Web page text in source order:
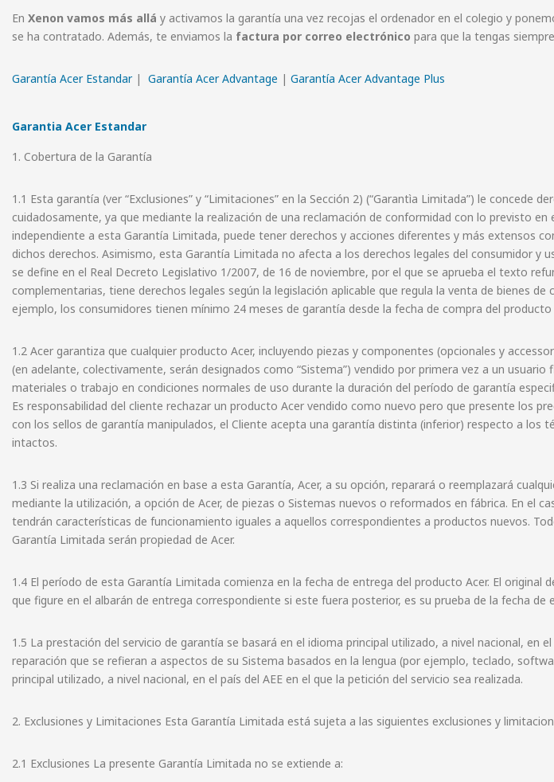
En Xenon vamos más allá y activamos la garantía una vez recojas el ordenador en el colegio y
se ha contratado. Además, te enviamos la factura por correo electrónico para que la tengas
Garantía Acer Estandar| Garantía Acer Advantage | Garantía Acer Advantage Plus
Garantia Acer Estandar
1. Cobertura de la Garantía
1.1 Esta garantía (ver “Exclusiones” y “Limitaciones” en la Sección 2) (“Garantìa Limitada”) le
cuidadosamente, ya que mediante la realización de una reclamación de conformidad con lo previsto
independiente a esta Garantía Limitada, puede tener derechos y acciones diferentes y más extensos
dichos derechos. Asimismo, esta Garantía Limitada no afecta a los derechos legales del consumidor
se define en el Real Decreto Legislativo 1/2007, de 16 de noviembre, por el que se aprueba el texto
complementarias, tiene derechos legales según la legislación aplicable que regula la venta de bienes
ejemplo, los consumidores tienen mínimo 24 meses de garantía desde la fecha de compra del
1.2 Acer garantiza que cualquier producto Acer, incluyendo piezas y componentes (opcionales y
(en adelante, colectivamente, serán designados como “Sistema”) vendido por primera vez a un
materiales o trabajo en condiciones normales de uso durante la duración del período de garantía
Es responsabilidad del cliente rechazar un producto Acer vendido como nuevo pero que presente los
con los sellos de garantía manipulados, el Cliente acepta una garantía distinta (inferior) respecto a
intactos.
1.3 Si realiza una reclamación en base a esta Garantía, Acer, a su opción, reparará o reemplazará
mediante la utilización, a opción de Acer, de piezas o Sistemas nuevos o reformados en fábrica. En el
tendrán características de funcionamiento iguales a aquellos correspondientes a productos nuevos.
Garantía Limitada serán propiedad de Acer.
1.4 El período de esta Garantía Limitada comienza en la fecha de entrega del producto Acer. El
que figure en el albarán de entrega correspondiente si este fuera posterior, es su prueba de la fecha de
1.5 La prestación del servicio de garantía se basará en el idioma principal utilizado, a nivel nacional, en
reparación que se refieran a aspectos de su Sistema basados en la lengua (por ejemplo, teclado,
principal utilizado, a nivel nacional, en el país del AEE en el que la petición del servicio sea realizada.
2. Exclusiones y Limitaciones Esta Garantía Limitada está sujeta a las siguientes exclusiones y
2.1 Exclusiones La presente Garantía Limitada no se extiende a: